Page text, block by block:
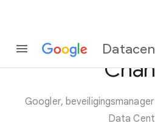
Maak kennis
Googler,
Data